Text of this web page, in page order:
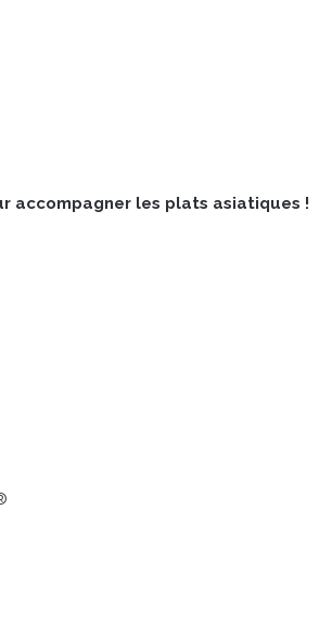
accompagner les plats asiatiques !